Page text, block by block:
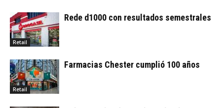
Retail
Rede d1000 con resultados semestrales
Retail
Farmacias Chester cumplió 100 años